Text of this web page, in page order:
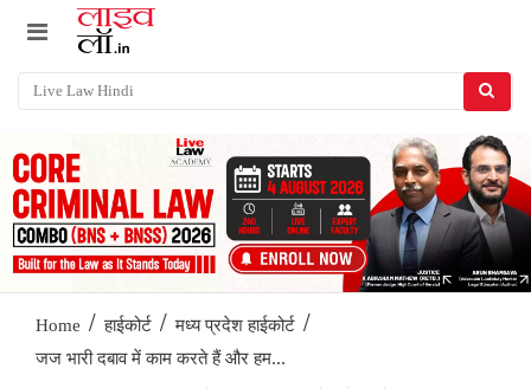
Home / हाईकोर्ट / मध्य प्रदेश हाईकोर्ट /
जज भारी दबाव में काम करते हैं और हम...